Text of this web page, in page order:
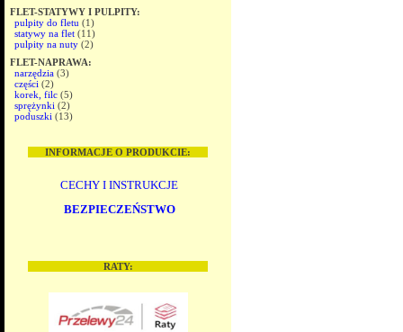
FLET-STATYWY I PULPITY:
pulpity do fletu (1)
statywy na flet (11)
pulpity na nuty (2)
FLET-NAPRAWA:
narzędzia (3)
części (2)
korek, filc (5)
sprężynki (2)
poduszki (13)
INFORMACJE O PRODUKCIE:
CECHY I INSTRUKCJE
BEZPIECZEŃSTWO
RATY: